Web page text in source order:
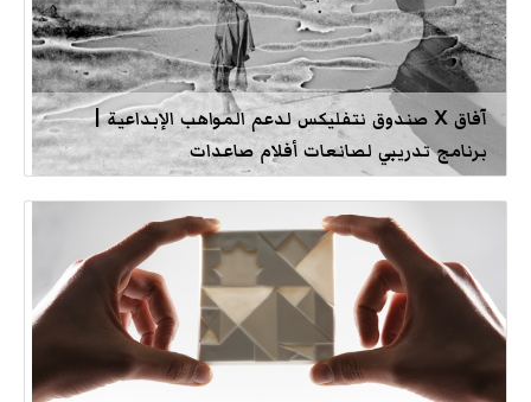
آفاق X صندوق نتفليكس لدعم المواهب الإبداعية |
برنامج تدريبي لصانعات أفلام صاعدات